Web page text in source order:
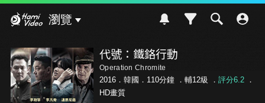
瀏覽
代號：鐵鉻行動
Operation Chromite
2016．韓國．110分鐘 ． 輔12級 ． 評分6.2．
HD畫質